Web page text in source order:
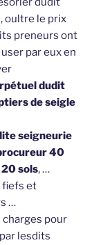
oultre le prix
preneurs ont
par eux en
dudit
de seigle
seigneurie
40
sols, …
fiefs et
…
pour
lesdits